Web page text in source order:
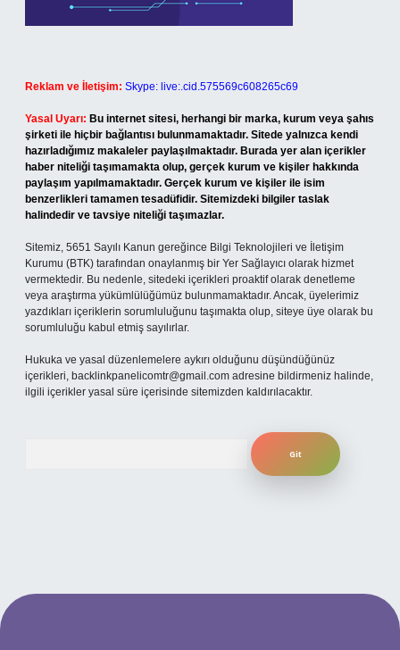
Reklam ve İletişim: Skype: live:.cid.575569c608265c69
Yasal Uyarı: Bu internet sitesi, herhangi bir marka, kurum veya şahıs
şirketi ile hiçbir bağlantısı bulunmamaktadır. Sitede yalnızca kendi
hazırladığımız makaleler paylaşılmaktadır. Burada yer alan içerikler
haber niteliği taşımamakta olup, gerçek kurum ve kişiler hakkında
paylaşım yapılmamaktadır. Gerçek kurum ve kişiler ile isim
benzerlikleri tamamen tesadüfidir. Sitemizdeki bilgiler taslak
halindedir ve tavsiye niteliği taşımazlar.
Sitemiz, 5651 Sayılı Kanun gereğince Bilgi Teknolojileri ve İletişim
Kurumu (BTK) tarafından onaylanmış bir Yer Sağlayıcı olarak hizmet
vermektedir. Bu nedenle, sitedeki içerikleri proaktif olarak denetleme
veya araştırma yükümlülüğümüz bulunmamaktadır. Ancak, üyelerimiz
yazdıkları içeriklerin sorumluluğunu taşımakta olup, siteye üye olarak bu
sorumluluğu kabul etmiş sayılırlar.
Hukuka ve yasal düzenlemelere aykırı olduğunu düşündüğünüz
içerikleri, backlinkpanelicomtr@gmail.com adresine bildirmeniz halinde,
ilgili içerikler yasal süre içerisinde sitemizden kaldırılacaktır.